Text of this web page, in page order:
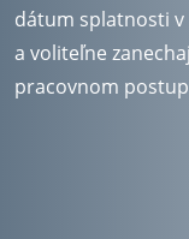
dátum splatnosti
a voliteľne
pracovnom